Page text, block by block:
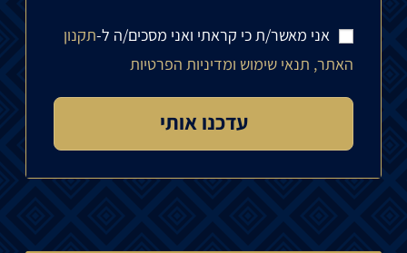
אני מאשר/ת כי קראתי ואני מסכים/ה ל-תקנון
האתר, תנאי שימוש ומדיניות הפרטיות